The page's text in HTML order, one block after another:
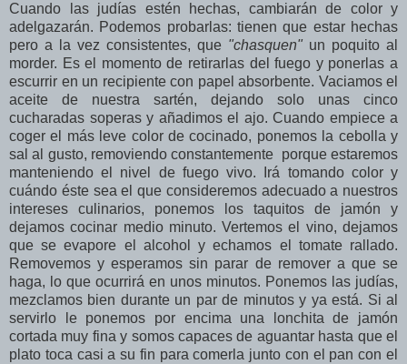
Cuando las judías estén hechas, cambiarán de color y
adelgazarán. Podemos probarlas: tienen que estar hechas
pero a la vez consistentes, que "chasquen" un poquito al
morder. Es el momento de retirarlas del fuego y ponerlas a
escurrir en un recipiente con papel absorbente. Vaciamos el
aceite de nuestra sartén, dejando solo unas cinco
cucharadas soperas y añadimos el ajo. Cuando empiece a
coger el más leve color de cocinado, ponemos la cebolla y
sal al gusto, removiendo constantemente porque estaremos
manteniendo el nivel de fuego vivo. Irá tomando color y
cuándo éste sea el que consideremos adecuado a nuestros
intereses culinarios, ponemos los taquitos de jamón y
dejamos cocinar medio minuto. Vertemos el vino, dejamos
que se evapore el alcohol y echamos el tomate rallado.
Removemos y esperamos sin parar de remover a que se
haga, lo que ocurrirá en unos minutos. Ponemos las judías,
mezclamos bien durante un par de minutos y ya está. Si al
servirlo le ponemos por encima una lonchita de jamón
cortada muy fina y somos capaces de aguantar hasta que el
plato toca casi a su fin para comerla junto con el pan con el